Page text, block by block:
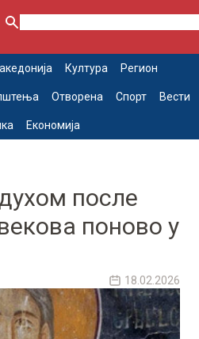
Култура Регион
Отворена Спорт Вести
Економија
после
поново у
18.02.2026